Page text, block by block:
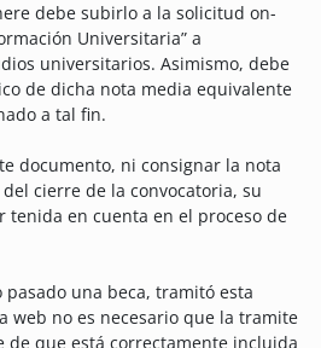
debe subirlo a la solicitud on-
Universitaria” a
universitarios. Asimismo, debe
de dicha nota media equivalente
a tal fin.
documento, ni consignar la nota
cierre de la convocatoria, su
tenida en cuenta en el proceso de
una beca, tramitó esta
web no es necesario que la tramite
de que está correctamente incluida